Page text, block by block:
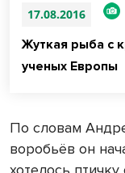
17.08.2016
Жуткая рыба с
ученых Европы
По словам
воробьёв он